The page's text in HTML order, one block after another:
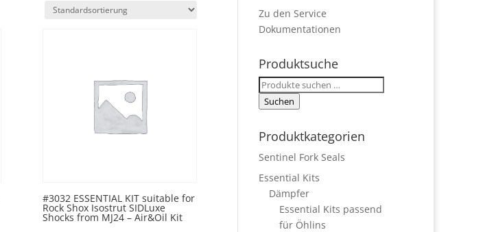
#3032 ESSENTIAL KIT suitable for
Rock Shox Isostrut SIDLuxe
Shocks from MJ24 – Air&Oil Kit
Zu den Service
Dokumentationen
Produktsuche
Suchen
nach:
Suchen
Produktkategorien
Sentinel Fork Seals
Essential Kits
Dämpfer
Essential Kits passend
für Öhlins